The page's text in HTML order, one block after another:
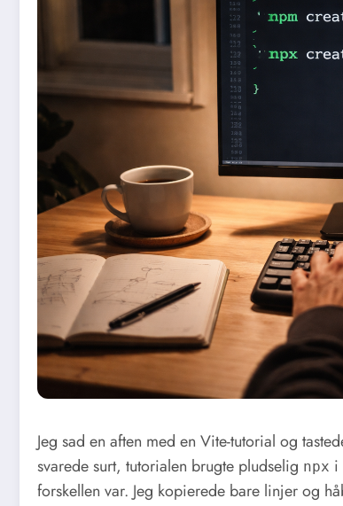
Jeg sad en aften med en Vite-tutorial og
svarede surt, tutorialen brugte pludselig npx i
forskellen var. Jeg kopierede bare linjer og